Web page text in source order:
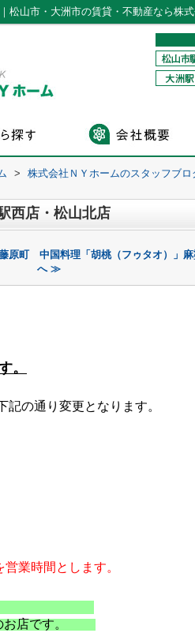
松山市・大洲市の賃貸・不動産なら株
> 株式会社ＮＹホームのスタッフブロ
西店・松山北店
原町 中国料理「胡桃（フゥタオ）」
へ ≫
。
記の通り変更となります。
業時間とします。
店は、
のお店です。